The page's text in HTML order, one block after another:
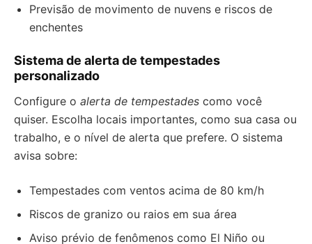
Previsão de movimento de nuvens e riscos de
enchentes
Sistema de alerta de tempestades
personalizado
Configure o alerta de tempestades como você
quiser. Escolha locais importantes, como sua casa ou
trabalho, e o nível de alerta que prefere. O sistema
avisa sobre:
Tempestades com ventos acima de 80 km/h
Riscos de granizo ou raios em sua área
Aviso prévio de fenômenos como El Niño ou